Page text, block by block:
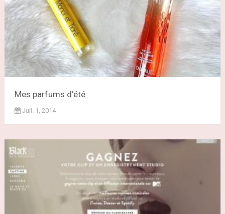
Mes parfums d'été
Juil. 1, 2014